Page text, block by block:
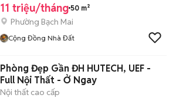
11 triệu/tháng 50 m²
Phường Bạch Mai
Cộng Đồng Nhà Đất
Phòng Đẹp Gần ĐH HUTECH, UEF -
Full Nội Thất - Ở Ngay
Nội thất cao cấp